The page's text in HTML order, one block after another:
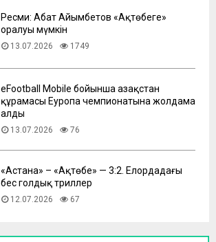
Ресми: Абат Айымбетов «Ақтөбеге»
оралуы мүмкін
13.07.2026 1749
eFootball Mobile бойынша Қазақстан
құрамасы Еуропа чемпионатына жолдама
алды
13.07.2026 76
​«Астана» – «Ақтөбе» — 3:2. Елордадағы
бес голдық триллер
12.07.2026 67